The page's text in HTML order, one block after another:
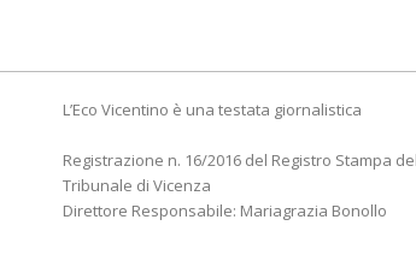
L’Eco Vicentino è una testata giornalistica
Registrazione n. 16/2016 del Registro Stampa del
Tribunale di Vicenza
Direttore Responsabile: Mariagrazia Bonollo